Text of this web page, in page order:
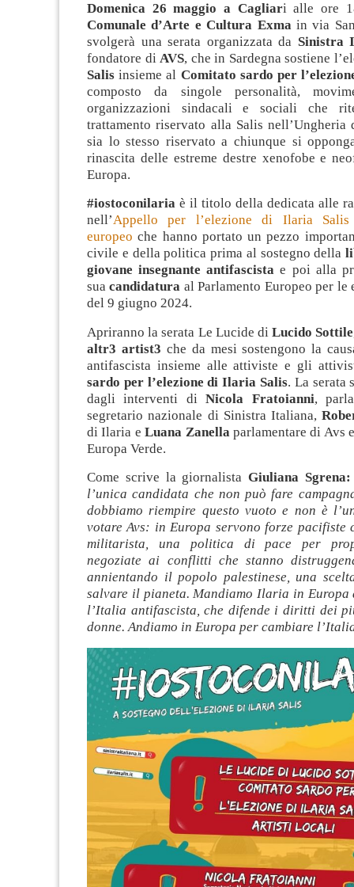
Domenica 26 maggio a Cagliari alle ore
Comunale d’Arte e Cultura Exmain via
svolgerà una serata organizzata da Sinistra
fondatore diAVS, che in Sardegna sostiene
Salis insieme al Comitato sardo per
composto da singole personalità,
organizzazioni sindacali e sociali che
trattamento riservato alla Salis
sia lo stesso riservato a chiunque si
rinascita delle estreme destre xenofobe e
Europa.
#iostoconilaria è il titolo della dedicata alle
nell’Appello per l’elezione di Ilaria Salis
europeo che hanno portato un pezzo
civile e della politica prima al sostegno della
giovane insegnante antifascistae poi alla
suacandidatura al Parlamento Europeo per le
del 9 giugno 2024.
Apriranno la serata Le Lucide diLucido Sottile
altr3 artist3 che da mesi sostengono la
antifascista insieme alle attiviste e gli
sardo per l’elezione di Ilaria Salis. La serata
dagli interventi diNicola Fratoianni,
segretario nazionale di Sinistra Italiana,
di Ilaria eLuana Zanellaparlamentare di Avs
Europa Verde.
Come scrive la giornalista Giuliana Sgrena:
l’unica candidata che non può fare
dobbiamo riempire questo vuoto e non è
votare Avs: in Europa servono forze pacifiste
militarista, una politica di pace per
negoziate ai conflitti che stanno
annientando il popolo palestinese, una
salvare il pianeta. Mandiamo Ilaria in Europa
l’Italia antifascista, che difende i diritti dei
donne. Andiamo in Europa per cambiare